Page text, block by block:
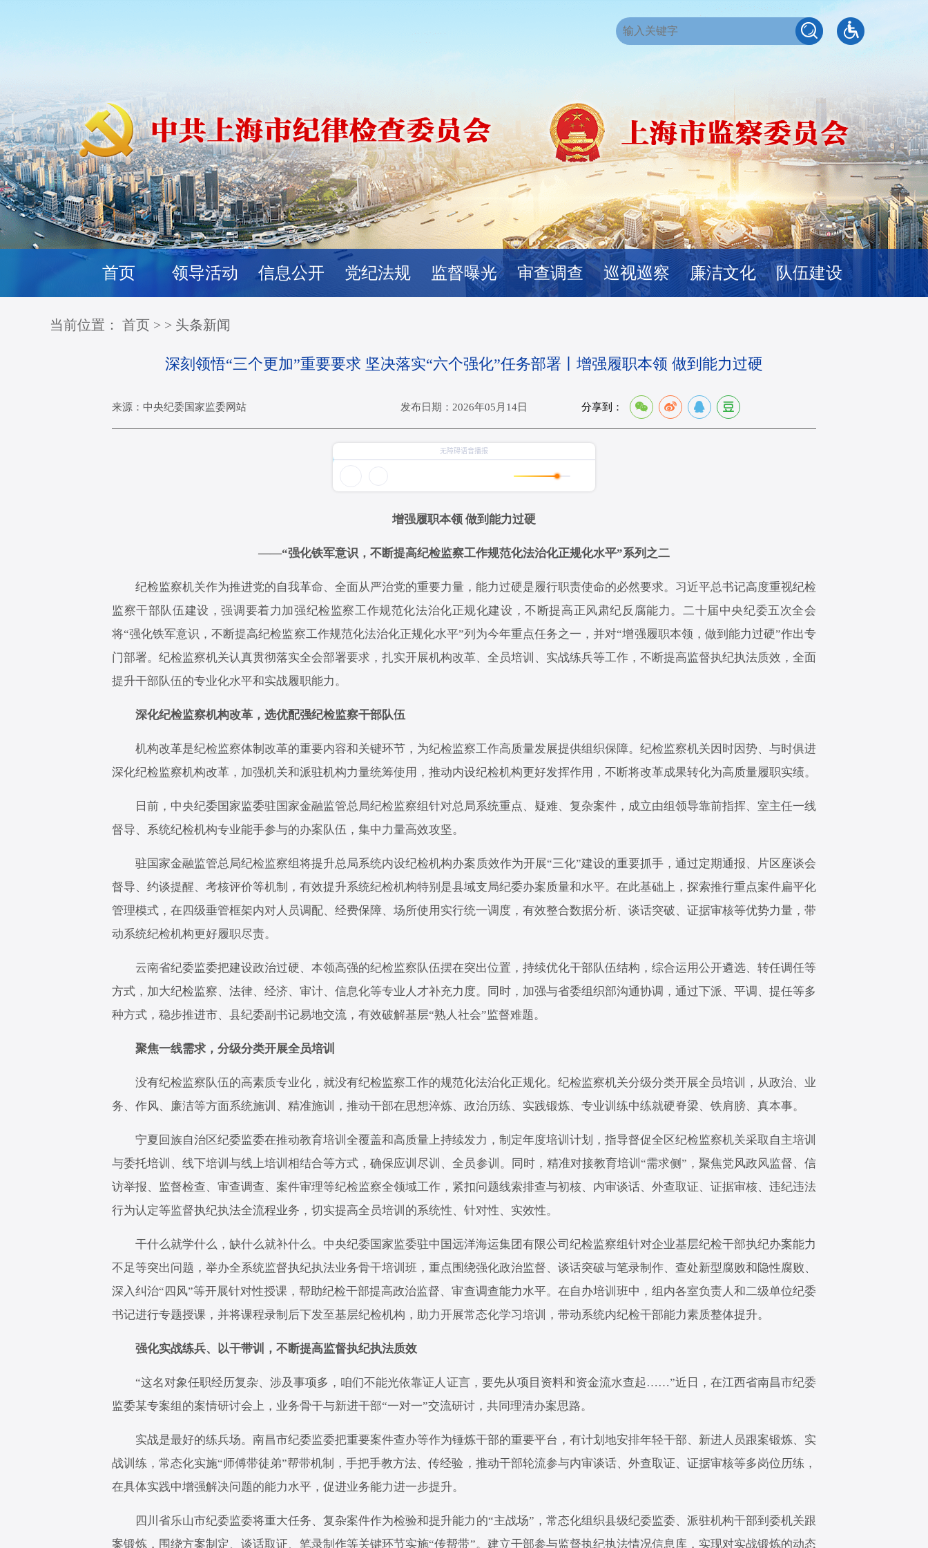
首页 领导活动 信息公开 党纪法规 监督曝光 审查调查 巡视巡察 廉洁文化 队伍建设
当前位置： 首页 > > 头条新闻
深刻领悟“三个更加”重要要求 坚决落实“六个强化”任务部署丨增强履职本领 做到能力过硬
来源：中央纪委国家监委网站 发布日期：2026年05月14日 分享到：
增强履职本领 做到能力过硬
——“强化铁军意识，不断提高纪检监察工作规范化法治化正规化水平”系列之二
纪检监察机关作为推进党的自我革命、全面从严治党的重要力量，能力过硬是履行职责使命的必然要求。习近平总书记高度重视纪检
监察干部队伍建设，强调要着力加强纪检监察工作规范化法治化正规化建设，不断提高正风肃纪反腐能力。二十届中央纪委五次全会
将“强化铁军意识，不断提高纪检监察工作规范化法治化正规化水平”列为今年重点任务之一，并对“增强履职本领，做到能力过硬”作出专
门部署。纪检监察机关认真贯彻落实全会部署要求，扎实开展机构改革、全员培训、实战练兵等工作，不断提高监督执纪执法质效，全面
提升干部队伍的专业化水平和实战履职能力。
深化纪检监察机构改革，选优配强纪检监察干部队伍
机构改革是纪检监察体制改革的重要内容和关键环节，为纪检监察工作高质量发展提供组织保障。纪检监察机关因时因势、与时俱进
深化纪检监察机构改革，加强机关和派驻机构力量统筹使用，推动内设纪检机构更好发挥作用，不断将改革成果转化为高质量履职实绩。
日前，中央纪委国家监委驻国家金融监管总局纪检监察组针对总局系统重点、疑难、复杂案件，成立由组领导靠前指挥、室主任一线
督导、系统纪检机构专业能手参与的办案队伍，集中力量高效攻坚。
驻国家金融监管总局纪检监察组将提升总局系统内设纪检机构办案质效作为开展“三化”建设的重要抓手，通过定期通报、片区座谈会
督导、约谈提醒、考核评价等机制，有效提升系统纪检机构特别是县域支局纪委办案质量和水平。在此基础上，探索推行重点案件扁平化
管理模式，在四级垂管框架内对人员调配、经费保障、场所使用实行统一调度，有效整合数据分析、谈话突破、证据审核等优势力量，带
动系统纪检机构更好履职尽责。
云南省纪委监委把建设政治过硬、本领高强的纪检监察队伍摆在突出位置，持续优化干部队伍结构，综合运用公开遴选、转任调任等
方式，加大纪检监察、法律、经济、审计、信息化等专业人才补充力度。同时，加强与省委组织部沟通协调，通过下派、平调、提任等多
种方式，稳步推进市、县纪委副书记易地交流，有效破解基层“熟人社会”监督难题。
聚焦一线需求，分级分类开展全员培训
没有纪检监察队伍的高素质专业化，就没有纪检监察工作的规范化法治化正规化。纪检监察机关分级分类开展全员培训，从政治、业
务、作风、廉洁等方面系统施训、精准施训，推动干部在思想淬炼、政治历练、实践锻炼、专业训练中练就硬脊梁、铁肩膀、真本事。
宁夏回族自治区纪委监委在推动教育培训全覆盖和高质量上持续发力，制定年度培训计划，指导督促全区纪检监察机关采取自主培训
与委托培训、线下培训与线上培训相结合等方式，确保应训尽训、全员参训。同时，精准对接教育培训“需求侧”，聚焦党风政风监督、信
访举报、监督检查、审查调查、案件审理等纪检监察全领域工作，紧扣问题线索排查与初核、内审谈话、外查取证、证据审核、违纪违法
行为认定等监督执纪执法全流程业务，切实提高全员培训的系统性、针对性、实效性。
干什么就学什么，缺什么就补什么。中央纪委国家监委驻中国远洋海运集团有限公司纪检监察组针对企业基层纪检干部执纪办案能力
不足等突出问题，举办全系统监督执纪执法业务骨干培训班，重点围绕强化政治监督、谈话突破与笔录制作、查处新型腐败和隐性腐败、
深入纠治“四风”等开展针对性授课，帮助纪检干部提高政治监督、审查调查能力水平。在自办培训班中，组内各室负责人和二级单位纪委
书记进行专题授课，并将课程录制后下发至基层纪检机构，助力开展常态化学习培训，带动系统内纪检干部能力素质整体提升。
强化实战练兵、以干带训，不断提高监督执纪执法质效
“这名对象任职经历复杂、涉及事项多，咱们不能光依靠证人证言，要先从项目资料和资金流水查起……”近日，在江西省南昌市纪委
监委某专案组的案情研讨会上，业务骨干与新进干部“一对一”交流研讨，共同理清办案思路。
实战是最好的练兵场。南昌市纪委监委把重要案件查办等作为锤炼干部的重要平台，有计划地安排年轻干部、新进人员跟案锻炼、实
战训练，常态化实施“师傅带徒弟”帮带机制，手把手教方法、传经验，推动干部轮流参与内审谈话、外查取证、证据审核等多岗位历练，
在具体实践中增强解决问题的能力水平，促进业务能力进一步提升。
四川省乐山市纪委监委将重大任务、复杂案件作为检验和提升能力的“主战场”，常态化组织县级纪委监委、派驻机构干部到委机关跟
案锻炼，围绕方案制定、谈话取证、笔录制作等关键环节实施“传帮带”。建立干部参与监督执纪执法情况信息库，实现对实战锻炼的动态